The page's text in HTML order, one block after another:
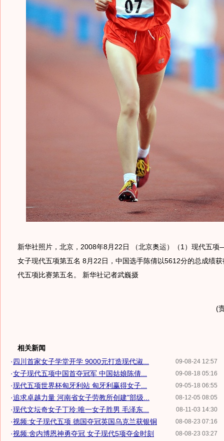
新华社照片，北京，2008年8月22日 （北京奥运）（1）现代五
女子现代五项第五名 8月22日，中国选手陈倩以5612分的总成绩
代五项比赛第五名。 新华社记者武巍摄
(
相关新闻
09-08-24 12:57
·四川首家女子学堂开学 9000元打造现代淑...
09-08-18 05:16
·女子现代五项中国首夺冠军 中国姑娘陈倩...
09-05-18 06:55
·现代五项世界杯匈牙利站 匈牙利赢得女子...
08-12-05 08:05
·追求卓越力量 河南省女子劳教所创建"部级...
08-11-03 14:30
·现代文坛奇女子丁玲:唯一女子胜男 毛泽东...
08-08-23 07:16
·视频:女子现代五项 德国夺冠英国乌克兰获银铜
08-08-23 03:27
·视频:舍内博恩神勇夺冠 女子现代5项夺金时刻